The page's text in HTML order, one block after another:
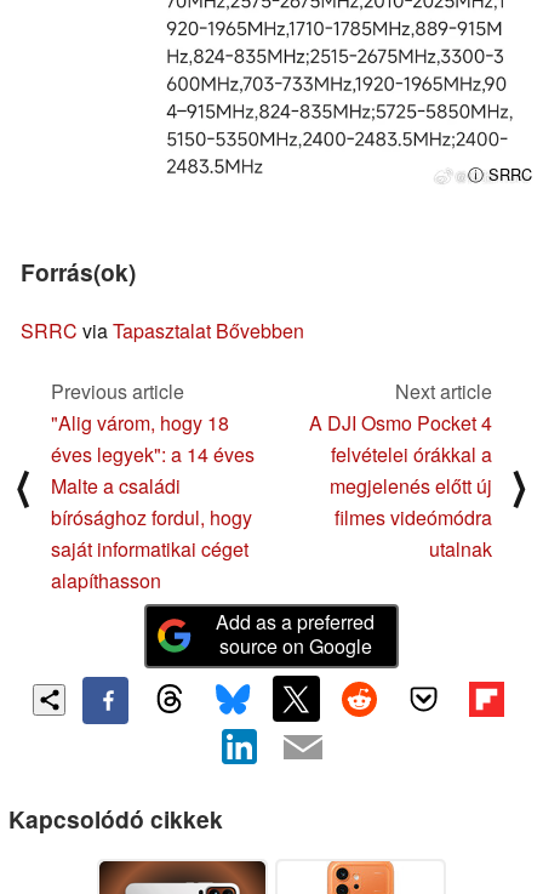
ⓘ SRRC
Forrás(ok)
SRRC viaTapasztalat Bővebben
⟨
Previous article
"Alig várom, hogy 18
éves legyek": a 14 éves
Malte a családi
bírósághoz fordul, hogy
saját informatikai céget
alapíthasson
Next article
A DJI Osmo Pocket 4
felvételei órákkal a
megjelenés előtt új
filmes videómódra
utalnak
⟩
Add as a preferred
source on Google
Kapcsolódó cikkek